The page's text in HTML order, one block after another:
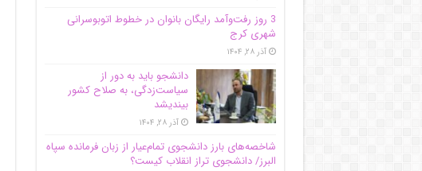
3 روز رفت‌وآمد رایگان بانوان در خطوط اتوبوسرانی
شهری کرج
آذر ۲۸, ۱۴۰۴
دانشجو باید به دور از
سیاست‌زدگی، به صلاح کشور
بیندیشد
آذر ۲۸, ۱۴۰۴
شاخصه‌های بارز دانشجوی تمام‌عیار از زبان فرمانده سپاه
البرز/ دانشجوی تراز انقلاب کیست؟